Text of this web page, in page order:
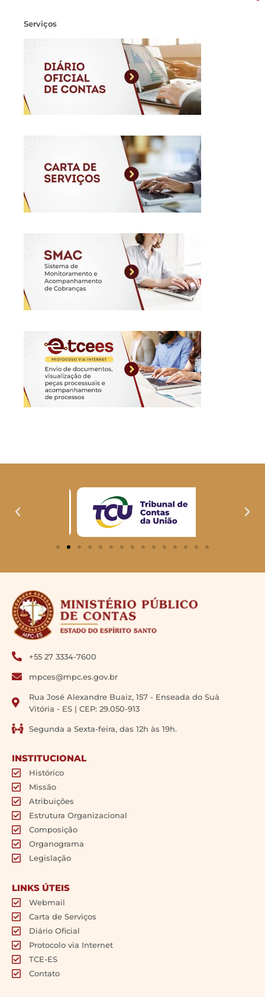
Serviços
+55 27 3334-7600
mpces@mpc.es.gov.br
Rua José Alexandre Buaiz, 157 - Enseada do Suá
Vitória - ES | CEP: 29.050-913
Segunda a Sexta-feira, das 12h às 19h.
INSTITUCIONAL
Histórico
Missão
Atribuições
Estrutura Organizacional
Composição
Organograma
Legislação
LINKS ÚTEIS
Webmail
Carta de Serviços
Diário Oficial
Protocolo via Internet
TCE-ES
Contato